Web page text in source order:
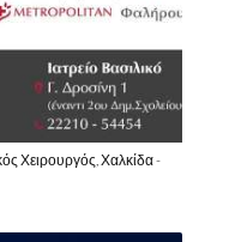
Χειρουργός, Χαλκίδα -